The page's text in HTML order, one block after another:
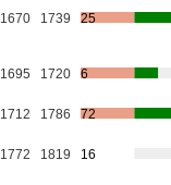
1670 1739 25
1695 1720 6
1712 1786 72
1772 1819 16